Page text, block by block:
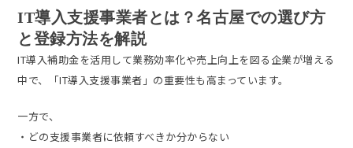
IT導入支援事業者とは？名古屋での選び方
と登録方法を解説
IT導入補助金を活用して業務効率化や売上向上を図る企業が増える
中で、「IT導入支援事業者」の重要性も高まっています。
一方で、
・どの支援事業者に依頼すべきか分からない